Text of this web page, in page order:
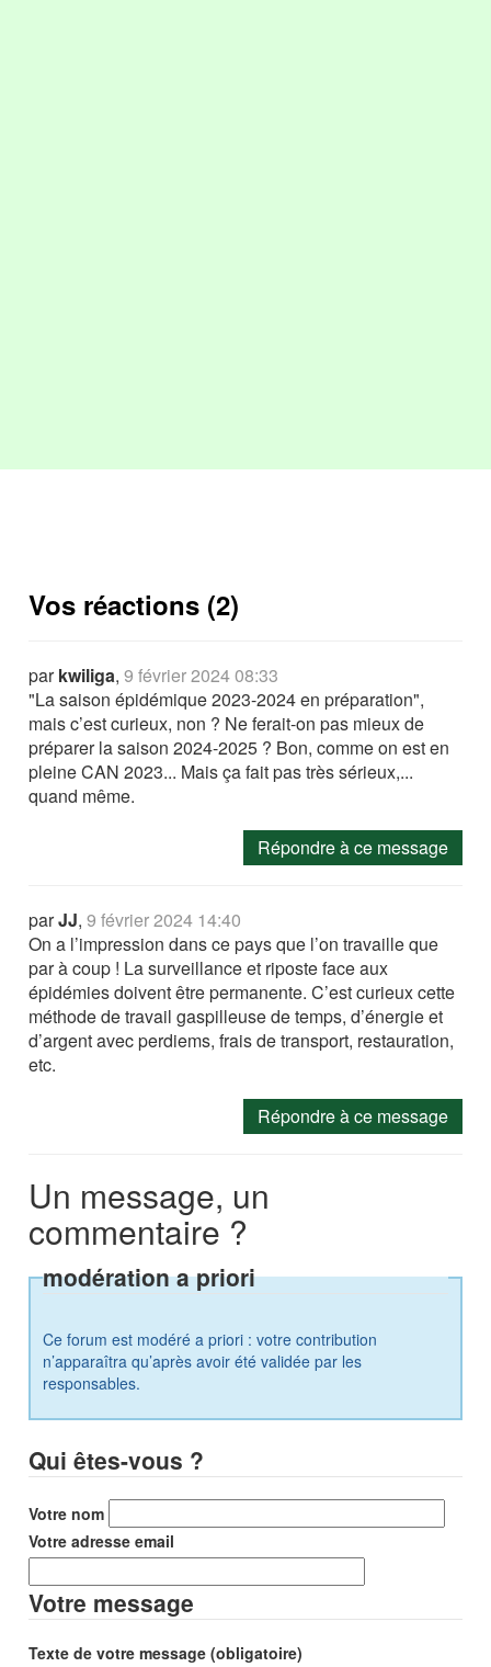
Vos réactions (2)
parkwiliga,9 février 2024 08:33
"La saison épidémique 2023-2024 en préparation",
mais c’est curieux, non ? Ne ferait-on pas mieux de
préparer la saison 2024-2025 ? Bon, comme on est en
pleine CAN 2023... Mais ça fait pas très sérieux,...
quand même.
Répondre à ce message
parJJ,9 février 2024 14:40
On a l’impression dans ce pays que l’on travaille que
par à coup ! La surveillance et riposte face aux
épidémies doivent être permanente. C’est curieux cette
méthode de travail gaspilleuse de temps, d’énergie et
d’argent avec perdiems, frais de transport, restauration,
etc.
Répondre à ce message
Un message, un
commentaire ?
modération a priori
Ce forum est modéré a priori : votre contribution
n’apparaîtra qu’après avoir été validée par les
responsables.
Qui êtes-vous ?
Votre nom
Votre adresse email
Votre message
Texte de votre message (obligatoire)